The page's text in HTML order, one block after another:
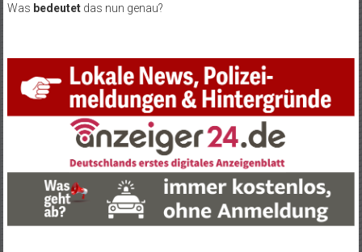
Was bedeutetdas nun genau?